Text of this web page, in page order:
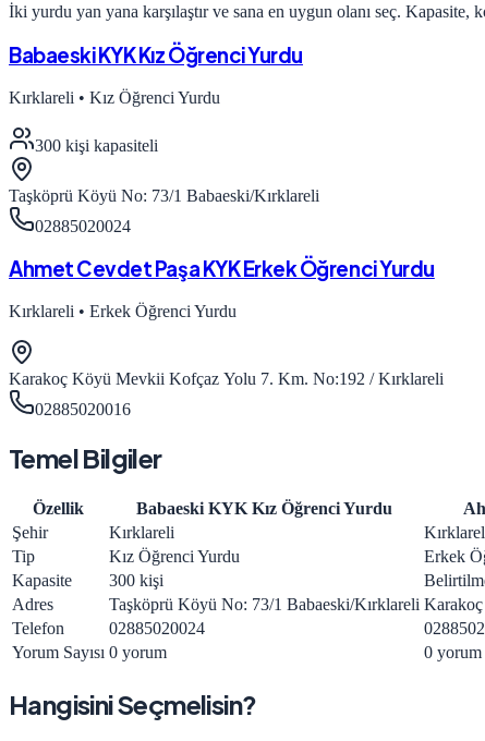
İki yurdu yan yana karşılaştır ve sana en uygun olanı seç. Kapasite,
Babaeski KYK Kız Öğrenci Yurdu
Kırklareli • Kız Öğrenci Yurdu
300 kişi kapasiteli
Taşköprü Köyü No: 73/1 Babaeski/Kırklareli
02885020024
Ahmet Cevdet Paşa KYK Erkek Öğrenci Yurdu
Kırklareli • Erkek Öğrenci Yurdu
Karakoç Köyü Mevkii Kofçaz Yolu 7. Km. No:192 / Kırklareli
02885020016
Temel Bilgiler
Özellik Babaeski KYK Kız Öğrenci Yurdu
Şehir
Kırklareli
Tip
Kız Öğrenci Yurdu
Erkek
Kapasite
300 kişi
Adres
Taşköprü Köyü No: 73/1 Babaeski/Kırklareli
Telefon
02885020024
Yorum Sayısı 0 yorum 0 yorum
Hangisini Seçmelisin?